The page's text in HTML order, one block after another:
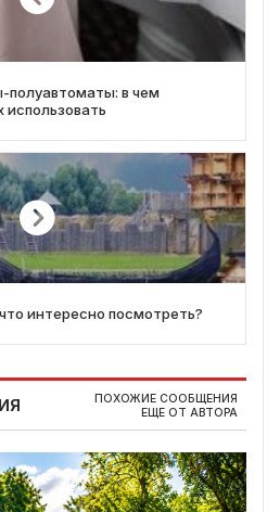
в чем
использовать
интересно посмотреть?
ПОХОЖИЕ СООБЩЕНИЯ
ЕЩЕ ОТ АВТОРА